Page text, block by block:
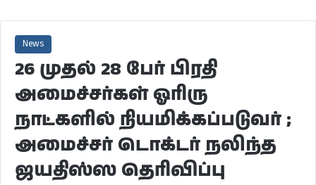
News
26 முதல் 28 பேர் பிரதி
அமைச்சர்கள் ஓரிரு
நாட்களில் நியமிக்கப்படுவர் ;
அமைச்சர் டொக்டர் நலிந்த
ஜயதிஸ்ஸ தெரிவிப்பு